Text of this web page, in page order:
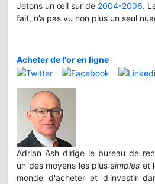
Jetons un œil sur de 2004-2006.
fait, n’a pas vu non plus un seul
Acheter de l'or en ligne
Adrian Ash dirige le bureau de
un des moyens les plus simples et
monde d'acheter et d'investir